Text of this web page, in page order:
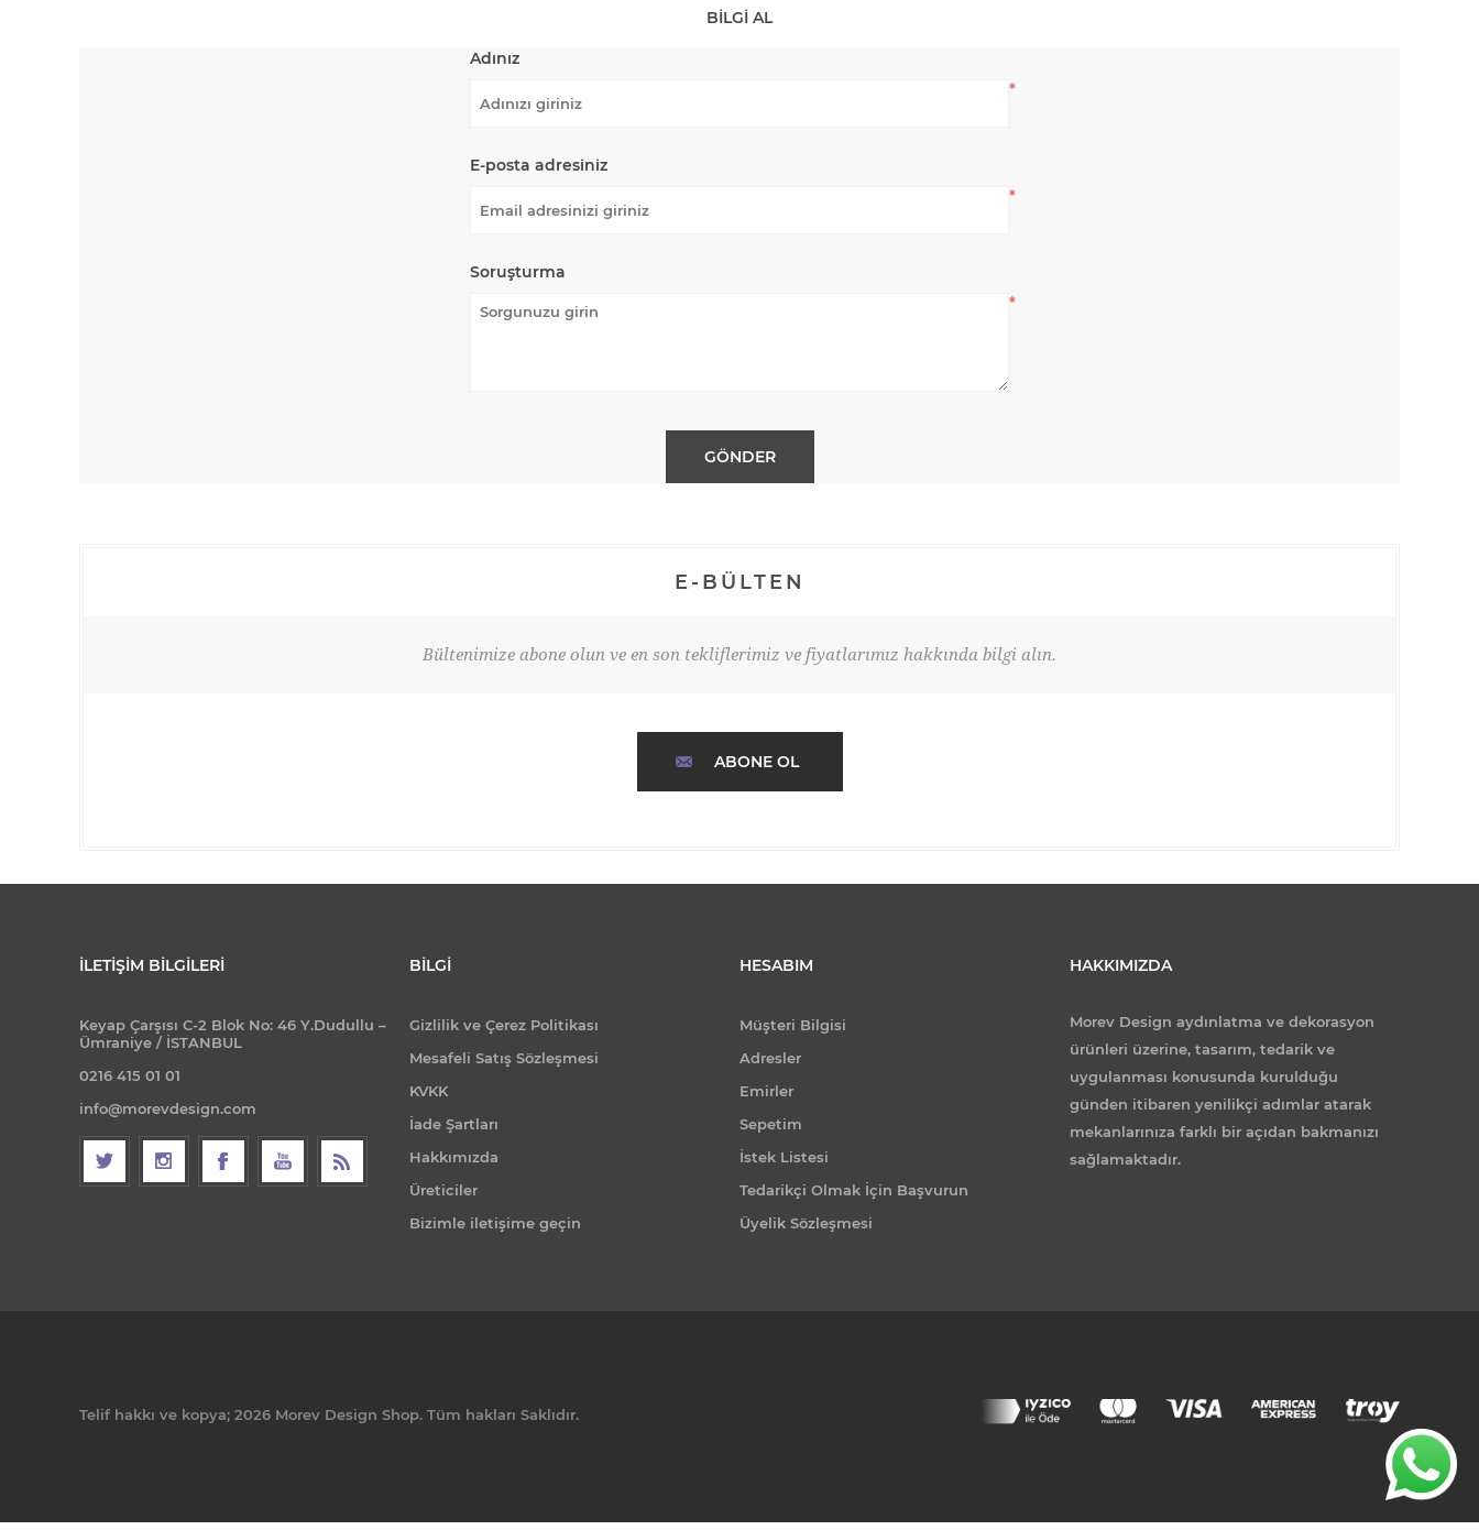
BILGI AL
Adınız
*
E-posta adresiniz
*
Soruşturma
*
E-BÜLTEN
Bültenimize abone olun ve en son tekliflerimiz ve fiyatlarımız hakkında bilgi alın.
ABONE OL
İLETIŞIM BILGILERI
Keyap Çarşısı C-2 Blok No: 46 Y.Dudullu –
Ümraniye / İSTANBUL
0216 415 01 01
info@morevdesign.com
BILGI
Gizlilik ve Çerez Politikası
Mesafeli Satış Sözleşmesi
KVKK
İade Şartları
Hakkımızda
Üreticiler
Bizimle iletişime geçin
HESABIM
Müşteri Bilgisi
Adresler
Emirler
Sepetim
İstek Listesi
Tedarikçi Olmak İçin Başvurun
Üyelik Sözleşmesi
HAKKIMIZDA
Morev Design aydınlatma ve dekorasyon
ürünleri üzerine, tasarım, tedarik ve
uygulanması konusunda kurulduğu
günden itibaren yenilikçi adımlar atarak
mekanlarınıza farklı bir açıdan bakmanızı
sağlamaktadır.
Telif hakkı ve kopya; 2026 Morev Design Shop. Tüm hakları Saklıdır.